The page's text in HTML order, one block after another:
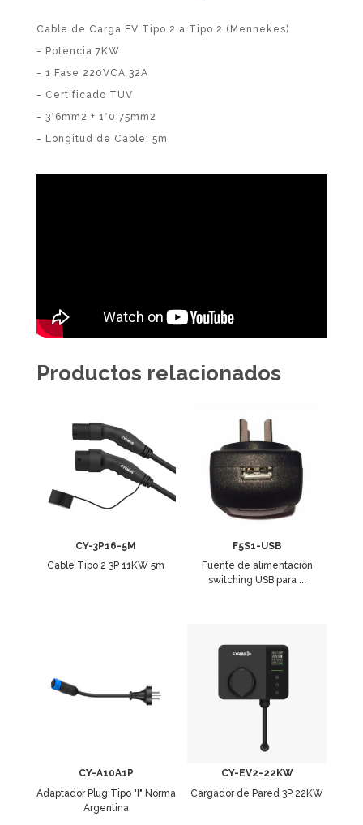
Cable de Carga EV Tipo 2 a Tipo 2 (Mennekes)
- Potencia 7KW
- 1 Fase 220VCA 32A
- Certificado TUV
- 3*6mm2 + 1*0.75mm2
- Longitud de Cable: 5m
Productos relacionados
CY-3P16-5M
Cable Tipo 2 3P 11KW 5m
F5S1-USB
Fuente de alimentación
switching USB para ...
CY-A10A1P
Adaptador Plug Tipo "I" Norma
Argentina
CY-EV2-22KW
Cargador de Pared 3P 22KW